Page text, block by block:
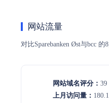
网站流量
对比Sparebanken Øst与bcc
网站域名评分： 39
上月访问量：